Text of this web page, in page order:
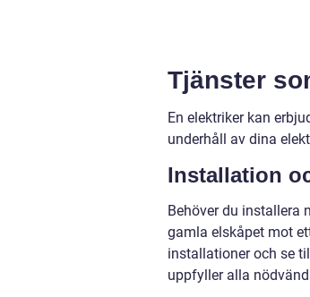
Tjänster
En elektriker kan
underhåll av dina
Installation
Behöver du installera
gamla elskåpet mot
installationer och se
uppfyller alla